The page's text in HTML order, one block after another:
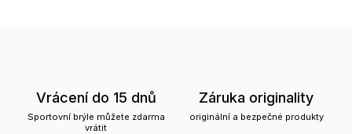
Vrácení do 15 dnů
Sportovní brýle můžete zdarma
vrátit
Záruka originality
originální a bezpečné produkty